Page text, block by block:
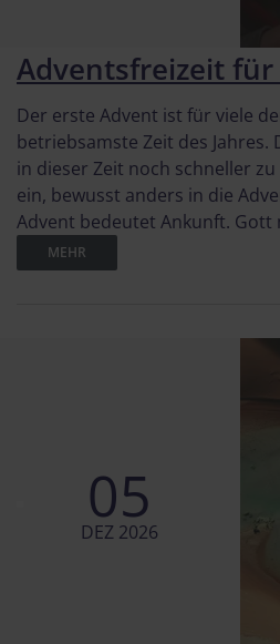
Adventsfreizeit für
Der erste Advent ist für viele
betriebsamste Zeit des Jahres.
in dieser Zeit noch schneller
ein, bewusst anders in die
Advent bedeutet Ankunft. Gott
MEHR
05
DEZ 2026